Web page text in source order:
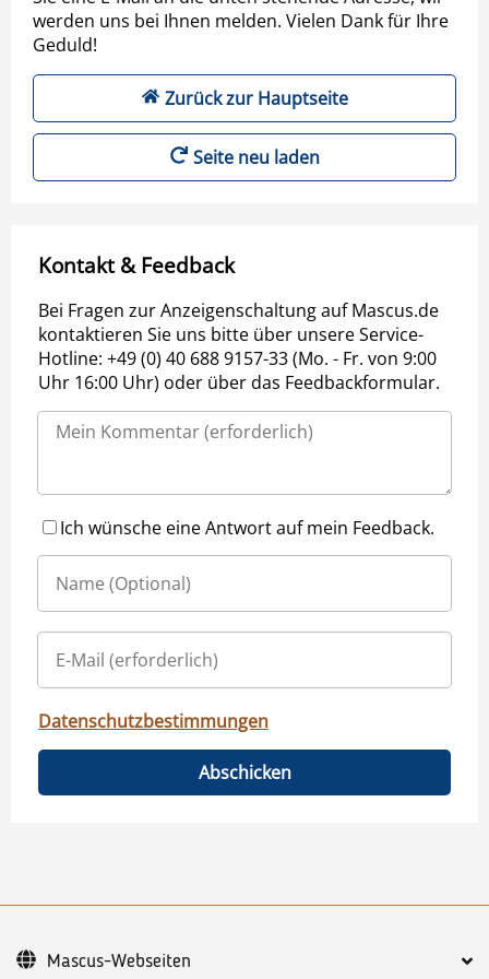
werden uns bei Ihnen melden. Vielen Dank für Ihre
Geduld!
Zurück zur Hauptseite
Seite neu laden
Kontakt & Feedback
Bei Fragen zur Anzeigenschaltung auf Mascus.de
kontaktieren Sie uns bitte über unsere Service-
Hotline: +49 (0) 40 688 9157-33 (Mo. - Fr. von 9:00
Uhr 16:00 Uhr) oder über das Feedbackformular.
Ich wünsche eine Antwort auf mein Feedback.
Datenschutzbestimmungen
Abschicken
Mascus-Webseiten